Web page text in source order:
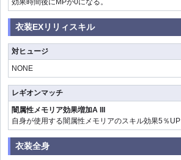
衣装EXリリィスキル
対ヒュージ
NONE
レギオンマッチ
闇属性メモリア効果増加A III
自身が使用する闇属性メモリアのスキル効果5％UP
衣装全身